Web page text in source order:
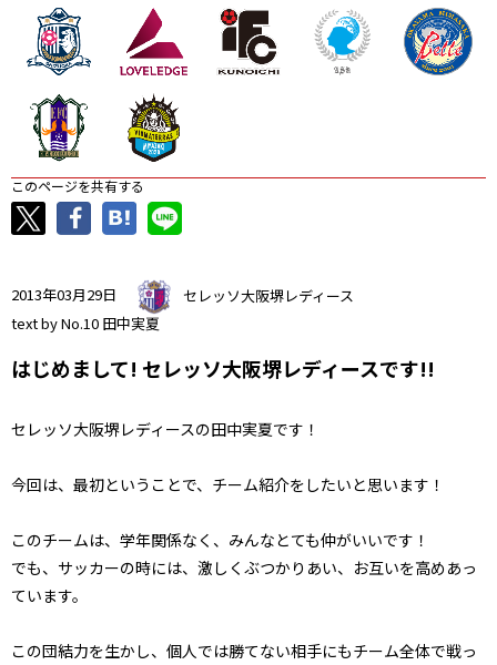
このページを共有する
2013年03月29日
セレッソ大阪堺レディース
text by No.10 田中実夏
はじめまして! セレッソ大阪堺レディースです!!
セレッソ大阪堺レディースの田中実夏です！
今回は、最初ということで、チーム紹介をしたいと思います！
このチームは、学年関係なく、みんなとても仲がいいです！
でも、サッカーの時には、激しくぶつかりあい、お互いを高めあっ
ています。
この団結力を生かし、個人では勝てない相手にもチーム全体で戦っ